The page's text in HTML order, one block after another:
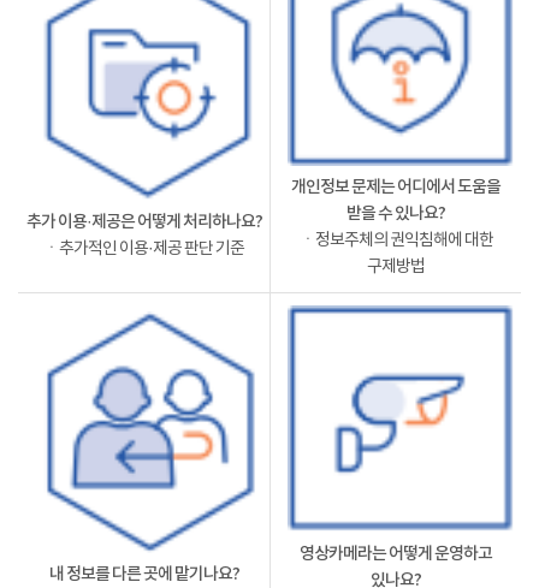
추가 이용·제공은 어떻게 처리하나요?
ㆍ추가적인 이용·제공 판단 기준
개인정보 문제는 어디에서 도움을
받을 수 있나요?
ㆍ정보주체의 권익침해에 대한
구제방법
내 정보를 다른 곳에 맡기나요?
영상카메라는 어떻게 운영하고
있나요?